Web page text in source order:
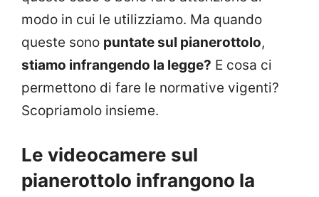
modo in cui le utilizziamo. Ma quando
queste sono puntate sul pianerottolo,
stiamo infrangendo la legge? E cosa ci
permettono di fare le normative vigenti?
Scopriamolo insieme.
Le videocamere sul
pianerottolo infrangono la